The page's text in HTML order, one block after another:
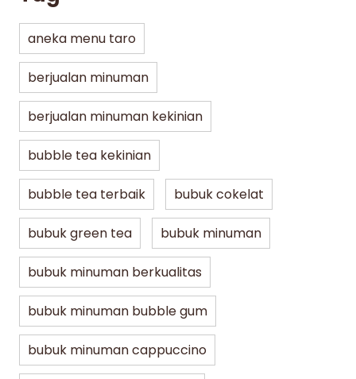
aneka menu taro
berjualan minuman
berjualan minuman kekinian
bubble tea kekinian
bubble tea terbaik bubuk cokelat
bubuk green tea bubuk minuman
bubuk minuman berkualitas
bubuk minuman bubble gum
bubuk minuman cappuccino